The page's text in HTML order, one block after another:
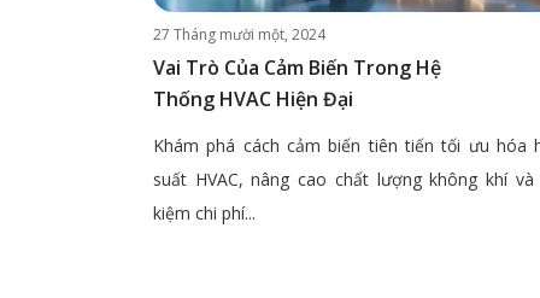
27 Tháng mười một, 2024
Vai Trò Của Cảm Biến Trong Hệ
Thống HVAC Hiện Đại
Khám phá cách cảm biến tiên tiến tối ưu hóa
suất HVAC, nâng cao chất lượng không khí
kiệm chi phí...